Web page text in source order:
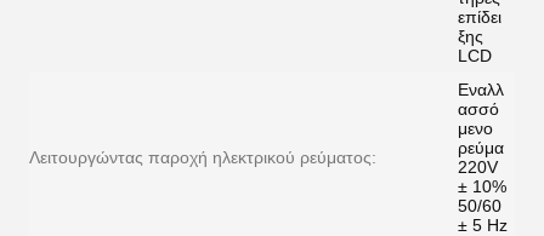
επίδει
ξης
LCD
Λειτουργώντας παροχή ηλεκτρικού ρεύματος:
Εναλλ
ασσό
μενο
ρεύμα
220V
± 10%
50/60
± 5 Hz